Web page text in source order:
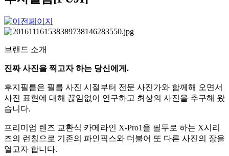
브랜드 소개
진짜 사진을 찍고자 하는 당신에게.
후지필름은 필름 사진 시절부터 전문 사진가와 함께해 오면서
사진 표현에 대해 끊임없이 연구하고 최상의 사진을 추구해 왔
습니다.
프리미엄 렌즈 교환식 카메라인 X-Pro1을 필두로 하는 X시리
즈의 런칭으로 기존의 파인픽스와 더불어 또 다른 사진의 장을
열고자 합니다.